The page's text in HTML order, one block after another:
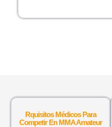
Rquisitos Médicos Para
Competir En MMA Amateur